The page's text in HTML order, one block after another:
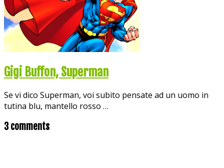
Gigi Buffon, Superman
Se vi dico Superman, voi subito pensate ad un uomo in
tutina blu, mantello rosso …
3 comments